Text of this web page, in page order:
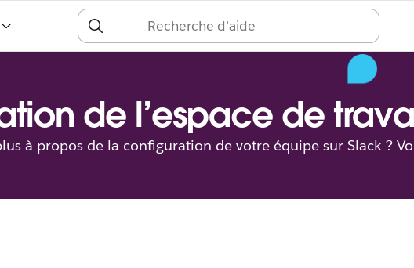
Se
de l’espace de
à propos de la configuration de votre équipe sur Slack ?